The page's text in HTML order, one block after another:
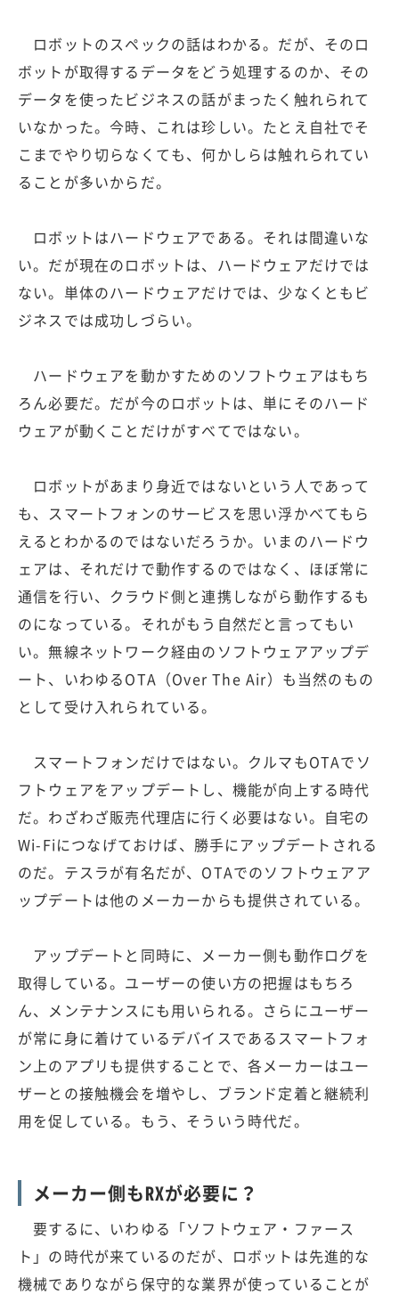
ロボットのスペックの話はわかる。だが、そのロ
ボットが取得するデータをどう処理するのか、その
データを使ったビジネスの話がまったく触れられて
いなかった。今時、これは珍しい。たとえ自社でそ
こまでやり切らなくても、何かしらは触れられてい
ることが多いからだ。
ロボットはハードウェアである。それは間違いな
い。だが現在のロボットは、ハードウェアだけでは
ない。単体のハードウェアだけでは、少なくともビ
ジネスでは成功しづらい。
ハードウェアを動かすためのソフトウェアはもち
ろん必要だ。だが今のロボットは、単にそのハード
ウェアが動くことだけがすべてではない。
ロボットがあまり身近ではないという人であって
も、スマートフォンのサービスを思い浮かべてもら
えるとわかるのではないだろうか。いまのハードウ
ェアは、それだけで動作するのではなく、ほぼ常に
通信を行い、クラウド側と連携しながら動作するも
のになっている。それがもう自然だと言ってもい
い。無線ネットワーク経由のソフトウェアアップデ
ート、いわゆるOTA（Over The Air）も当然のもの
として受け入れられている。
スマートフォンだけではない。クルマもOTAでソ
フトウェアをアップデートし、機能が向上する時代
だ。わざわざ販売代理店に行く必要はない。自宅の
Wi-Fiにつなげておけば、勝手にアップデートされる
のだ。テスラが有名だが、OTAでのソフトウェアア
ップデートは他のメーカーからも提供されている。
アップデートと同時に、メーカー側も動作ログを
取得している。ユーザーの使い方の把握はもちろ
ん、メンテナンスにも用いられる。さらにユーザー
が常に身に着けているデバイスであるスマートフォ
ン上のアプリも提供することで、各メーカーはユー
ザーとの接触機会を増やし、ブランド定着と継続利
用を促している。もう、そういう時代だ。
メーカー側もRXが必要に？
要するに、いわゆる「ソフトウェア・ファース
ト」の時代が来ているのだが、ロボットは先進的な
機械でありながら保守的な業界が使っていることが